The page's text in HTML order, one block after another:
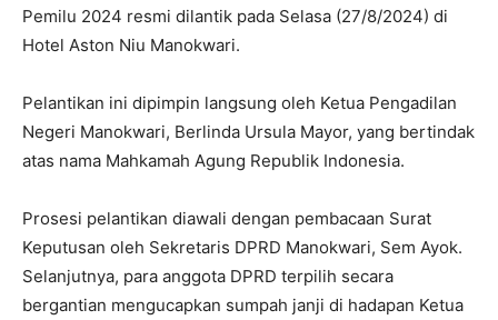
Pemilu 2024 resmi dilantik pada Selasa (27/8/2024) di
Hotel Aston Niu Manokwari.
Pelantikan ini dipimpin langsung oleh Ketua Pengadilan
Negeri Manokwari, Berlinda Ursula Mayor, yang bertindak
atas nama Mahkamah Agung Republik Indonesia.
Prosesi pelantikan diawali dengan pembacaan Surat
Keputusan oleh Sekretaris DPRD Manokwari, Sem Ayok.
Selanjutnya, para anggota DPRD terpilih secara
bergantian mengucapkan sumpah janji di hadapan Ketua